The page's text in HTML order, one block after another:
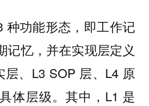
种功能形态，即工作记
记忆，并在实现层定义
层、L3 SOP 层、L4 原
体层级。其中，L1 是